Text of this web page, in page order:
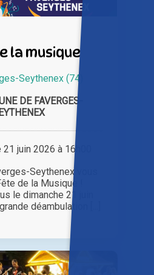
la musique
Seythenex (74)
DE FAVERGES-
juin 2026 à 16h00
Seythenex vous
de la Musique !
le dimanche 21 juin
déambulation [...]